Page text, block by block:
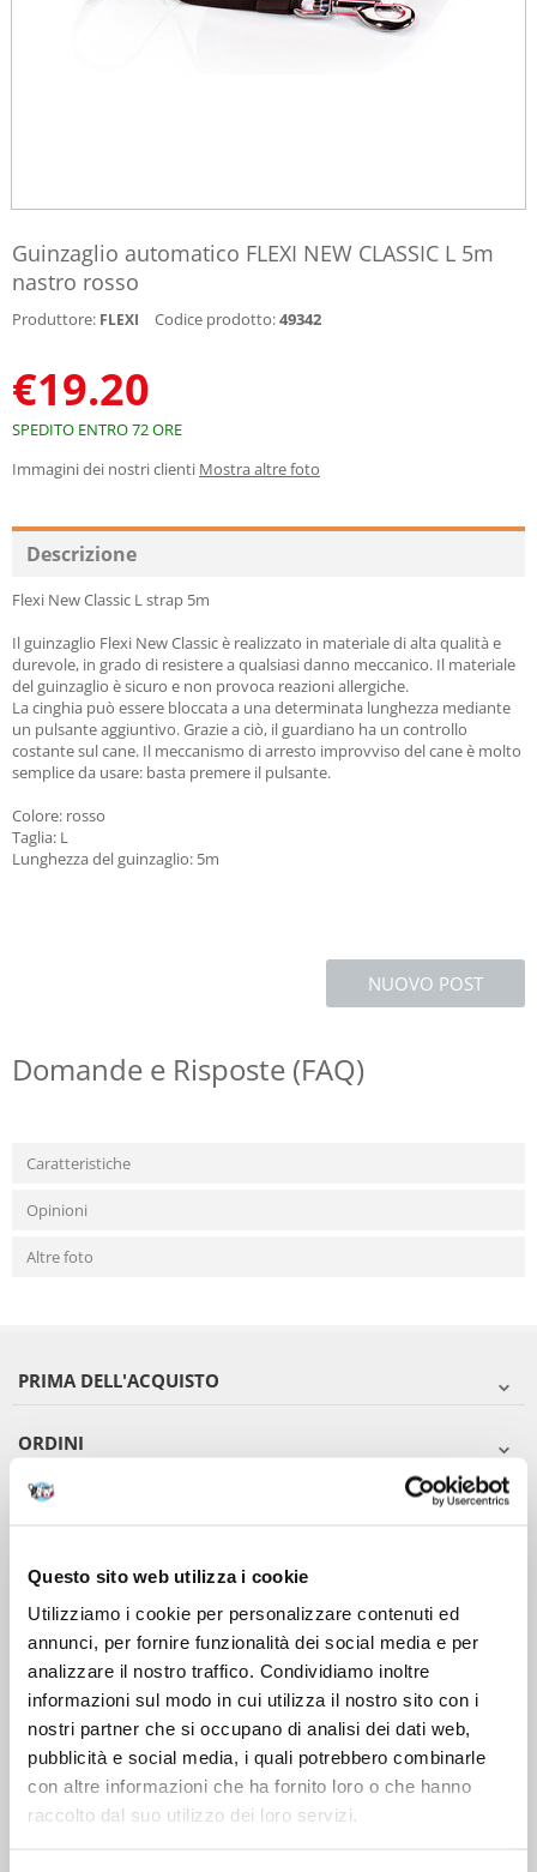
Questo sito web utilizza i cookie
Utilizziamo i cookie per personalizzare contenuti ed
annunci, per fornire funzionalità dei social media e per
analizzare il nostro traffico. Condividiamo inoltre
informazioni sul modo in cui utilizza il nostro sito con i
nostri partner che si occupano di analisi dei dati web,
pubblicità e social media, i quali potrebbero combinarle
con altre informazioni che ha fornito loro o che hanno
raccolto dal suo utilizzo dei loro servizi.
Guinzaglio automatico FLEXI NEW CLASSIC L 5m
nastro rosso
Produttore: FLEXI Codice prodotto:49342
€19.20
SPEDITO ENTRO 72 ORE
Immagini dei nostri clienti Mostra altre foto
Descrizione
Flexi New Classic L strap 5m
Il guinzaglio Flexi New Classic è realizzato in materiale di alta qualità e
durevole, in grado di resistere a qualsiasi danno meccanico. Il materiale
del guinzaglio è sicuro e non provoca reazioni allergiche.
La cinghia può essere bloccata a una determinata lunghezza mediante
un pulsante aggiuntivo. Grazie a ciò, il guardiano ha un controllo
costante sul cane. Il meccanismo di arresto improvviso del cane è molto
semplice da usare: basta premere il pulsante.
Colore: rosso
Taglia: L
Lunghezza del guinzaglio: 5m
NUOVO POST
Domande e Risposte (FAQ)
Caratteristiche
Opinioni
Altre foto
PRIMA DELL'ACQUISTO
ORDINI
DOPO L'ACQUISTO
VIENI A CONOSCERCI